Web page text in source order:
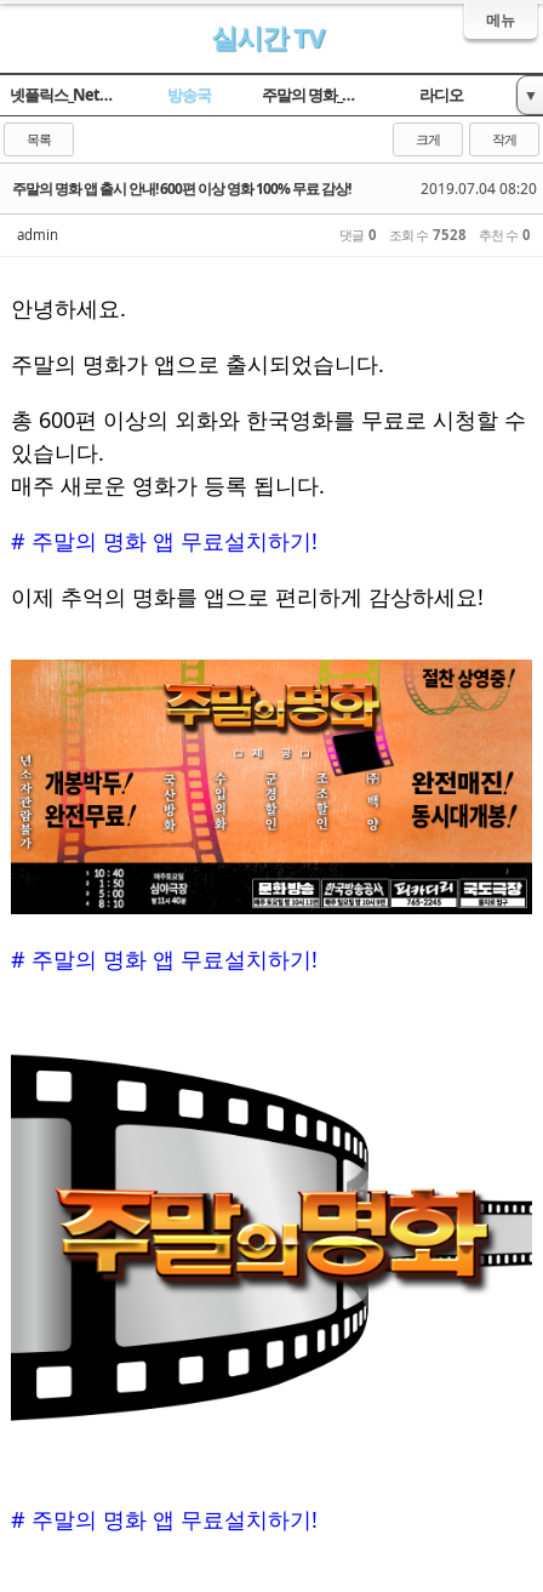
메뉴
실시간 TV
넷플릭스_Netflix 방송국 주말의 명화_옛날TV 라디오 ▼
목록 크게 작게
2019.07.04 08:20
주말의 명화 앱 출시 안내! 600편 이상 영화 100% 무료 감상!
admin 댓글 0 조회 수 7528 추천 수 0
안녕하세요.
주말의 명화가 앱으로 출시되었습니다.
총 600편 이상의 외화와 한국영화를 무료로 시청할 수
있습니다.
매주 새로운 영화가 등록 됩니다.
# 주말의 명화 앱 무료설치하기!
이제 추억의 명화를 앱으로 편리하게 감상하세요!
# 주말의 명화 앱 무료설치하기!
# 주말의 명화 앱 무료설치하기!